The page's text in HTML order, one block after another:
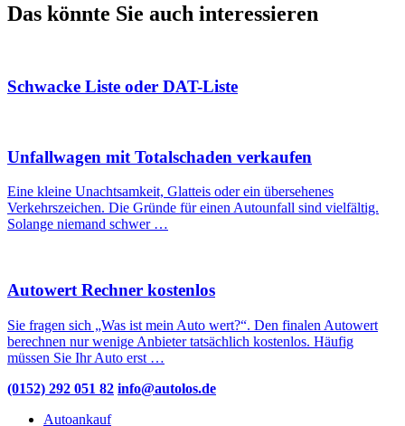
Das könnte Sie auch interessieren
Schwacke Liste oder DAT-Liste
Unfallwagen mit Totalschaden verkaufen
Eine kleine Unachtsamkeit, Glatteis oder ein übersehenes
Verkehrszeichen. Die Gründe für einen Autounfall sind vielfältig.
Solange niemand schwer …
Autowert Rechner kostenlos
Sie fragen sich „Was ist mein Auto wert?“. Den finalen Autowert
berechnen nur wenige Anbieter tatsächlich kostenlos. Häufig
müssen Sie Ihr Auto erst …
(0152) 292 051 82 info@autolos.de
Autoankauf